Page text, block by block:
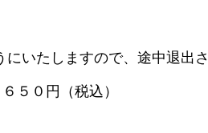
いたしますので、途中退出
５０円（税込）